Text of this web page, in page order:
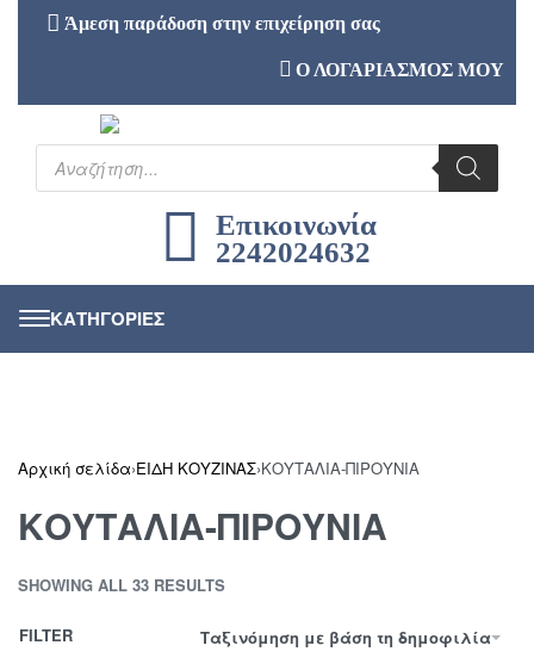
Άμεση παράδοση στην επιχείρηση σας
Ο ΛΟΓΑΡΙΑΣΜΟΣ ΜΟΥ
Επικοινωνία
2242024632
Αρχική σελίδα›ΕΙΔΗ ΚΟΥΖΙΝΑΣ›ΚΟΥΤΑΛΙΑ-ΠΙΡΟΥΝΙΑ
ΚΟΥΤΑΛΙΑ-ΠΙΡΟΥΝΙΑ
SHOWING ALL 33 RESULTS
Ταξινόμηση με βάση τη δημοφιλία
FILTER